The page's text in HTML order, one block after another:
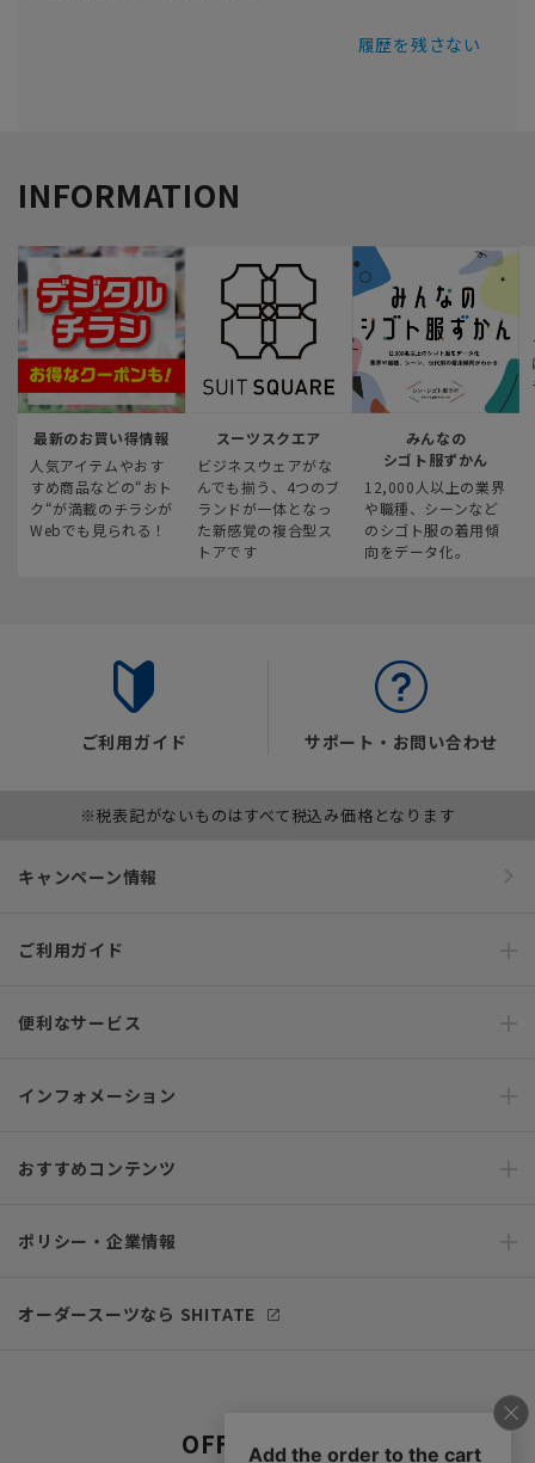
履歴を残さない
INFORMATION
最新のお買い得情報
人気アイテムやおす
すめ商品などの“おト
ク“が満載のチラシが
Webでも見られる！
スーツスクエア
ビジネスウェアがな
んでも揃う、4つのブ
ランドが一体となっ
た新感覚の複合型ス
トアです
みんなの
シゴト服ずかん
12,000人以上の業界
や職種、シーンなど
のシゴト服の着用傾
向をデータ化。
ご利用ガイド サポート・お問い合わせ
※税表記がないものはすべて税込み価格となります
キャンペーン情報
ご利用ガイド
便利なサービス
インフォメーション
おすすめコンテンツ
ポリシー・企業情報
オーダースーツなら SHITATE
OFFICIAL SNS